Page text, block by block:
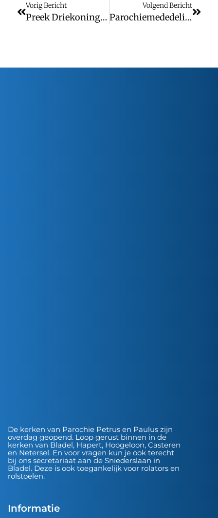
Vorig Bericht
Preek Driekoningen
Volgend Bericht
Parochiemededelingen (wk. 3)
De kerken van Parochie Petrus en Paulus zijn
overdag geopend. Loop gerust binnen in de
kerken van Bladel, Hapert, Hoogeloon, Casteren
en Netersel. En voor vragen kun je ook terecht
bij ons secretariaat aan de Sniederslaan in
Bladel. Deze is ook toegankelijk voor rolators en
rolstoelen.
Informatie